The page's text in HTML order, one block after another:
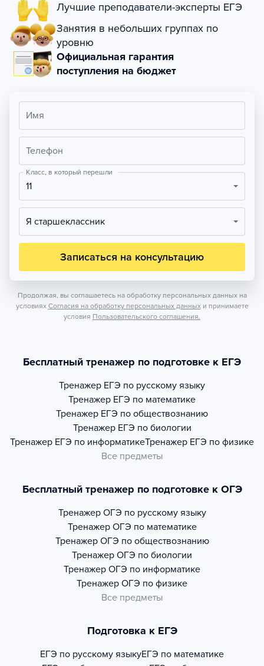
Лучшие преподаватели-эксперты ЕГЭ
Занятия в небольших группах по
уровню
Официальная гарантия
поступления на бюджет
Имя
Телефон
Класс, в который перешли
11
Я старшеклассник
Записаться на консультацию
Продолжая, вы соглашаетесь на обработку персональных данных на
условиях Согласия на обработку персональных данных и принимаете
условия Пользовательского соглашения.
Бесплатный тренажер по подготовке к ЕГЭ
Тренажер ЕГЭ по русскому языку
Тренажер ЕГЭ по математике
Тренажер ЕГЭ по обществознанию
Тренажер ЕГЭ по биологии
Тренажер ЕГЭ по информатикеТренажер ЕГЭ по физике
Все предметы
Бесплатный тренажер по подготовке к ОГЭ
Тренажер ОГЭ по русскому языку
Тренажер ОГЭ по математике
Тренажер ОГЭ по обществознанию
Тренажер ОГЭ по биологии
Тренажер ОГЭ по информатике
Тренажер ОГЭ по физике
Все предметы
Подготовка к ЕГЭ
ЕГЭ по русскому языкуЕГЭ по математике